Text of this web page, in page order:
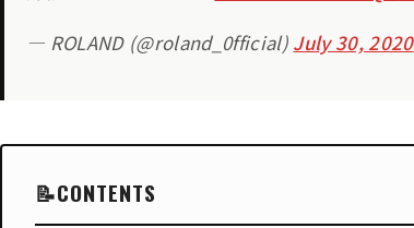
— ROLAND (@roland_0fficial) July 30, 2020
CONTENTS